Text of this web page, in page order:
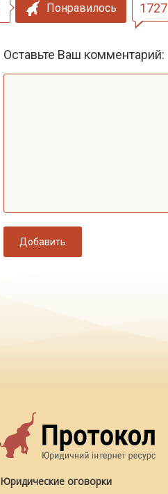
Понравилось 1727
Оставьте Ваш комментарий:
Добавить
Юридические оговорки